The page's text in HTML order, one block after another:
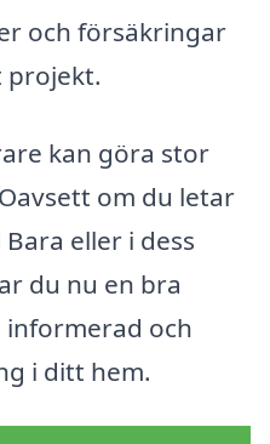
och försäkringar
projekt.
kan göra stor
om du letar
eller i dess
du nu en bra
och
i ditt hem.